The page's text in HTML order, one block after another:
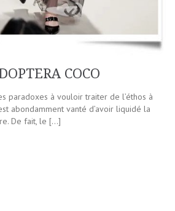
COCO
paradoxes à vouloir traiter de l’éthos à
abondamment vanté d’avoir liquidé la
De fait, le […]